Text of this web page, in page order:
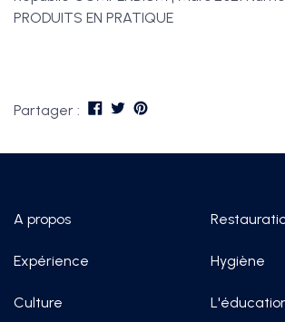
PRODUITS EN PRATIQUE
Partager :
A propos
Expérience
Culture
Hygiène